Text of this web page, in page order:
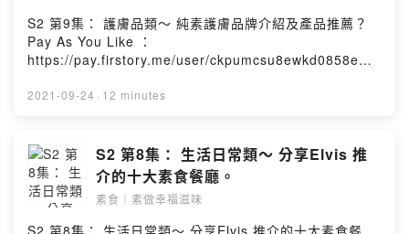
S2 第9集： 護膚品類～ 純素護膚品牌介紹及產品推薦？
Pay As You Like ：
https://pay.firstory.me/user/ckpumcsu8ewkd0858em1
https://open.firstory.me/story/cktr9lybztbzb0883sams
Powered by Firstory Hosting
2021-09-24 · 12 minutes
S2 第8集： 生活日常類～ 分享Elvis 推
介的十大素食餐廳。
素食｜素做幸福滋味
S2 第8集： 生活日常類～ 分享Elvis 推介的十大素食餐